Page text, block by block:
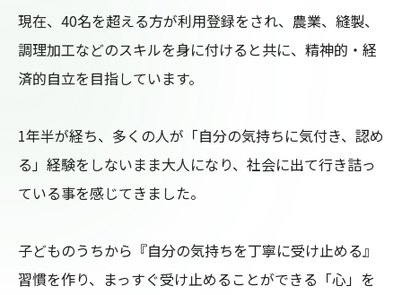
現在、40名を超える方が利用登録をされ、農業、縫製、
調理加工などのスキルを身に付けると共に、精神的・経
済的自立を目指しています。
1年半が経ち、多くの人が「自分の気持ちに気付き、認め
る」経験をしないまま大人になり、社会に出て行き詰っ
ている事を感じてきました。
子どものうちから『自分の気持ちを丁寧に受け止める』
習慣を作り、まっすぐ受け止めることができる「心」を